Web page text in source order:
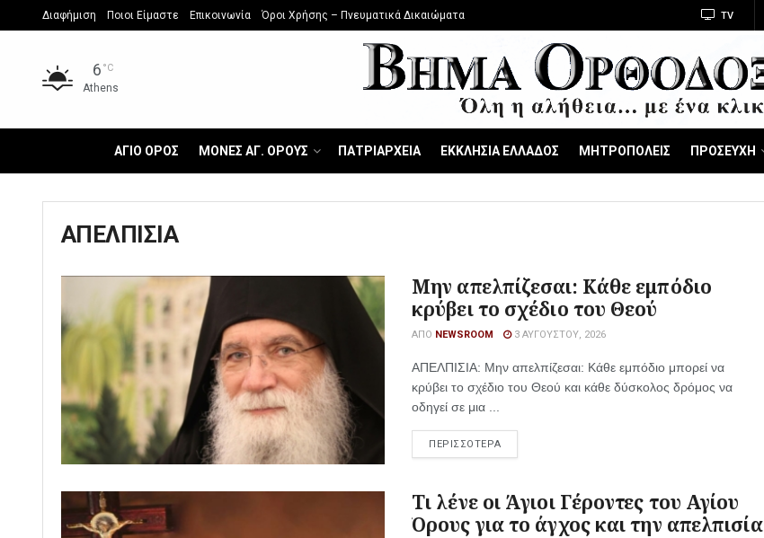
Διαφήμιση Ποιοι Είμαστε Επικοινωνία Όροι Χρήσης – Πνευματικά Δικαιώματα TV
6 °C
Athens
ΑΓΙΟ ΟΡΟΣ ΜΟΝΕΣ ΑΓ. ΟΡΟΥΣ ΠΑΤΡΙΑΡΧΕΙΑ ΕΚΚΛΗΣΙΑ ΕΛΛΑΔΟΣ ΜΗΤΡΟΠΟΛΕΙΣ ΠΡΟΣΕΥΧΗ
ΑΠΕΛΠΙΣΙΑ
Μην απελπίζεσαι: Κάθε εμπόδιο
κρύβει το σχέδιο του Θεού
ΑΠΌ NEWSROOM 3 ΑΥΓΟΎΣΤΟΥ, 2026
ΑΠΕΛΠΙΣΙΑ: Μην απελπίζεσαι: Κάθε εμπόδιο μπορεί να
κρύβει το σχέδιο του Θεού και κάθε δύσκολος δρόμος να
οδηγεί σε μια ...
ΠΕΡΙΣΣΟΤΕΡΑ
Τι λένε οι Άγιοι Γέροντες του Αγίου
Όρους για το άγχος και την απελπισία